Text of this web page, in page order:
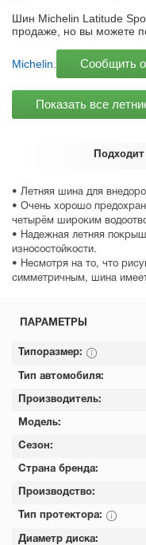
Подходит
• Летняя шина для
• Очень хорошо
четырём широким
• Надежная летняя
износостойкости.
• Несмотря на то, что
симметричным, шина
Шин Michelin Latitude
продаже, но вы можете
Michelin Сообщить о
Показать все
ПАРАМЕТРЫ
Типоразмер:
Тип автомобиля:
Производитель:
Модель:
Сезон:
Страна бренда:
Производство:
Тип протектора:
Диаметр диска: